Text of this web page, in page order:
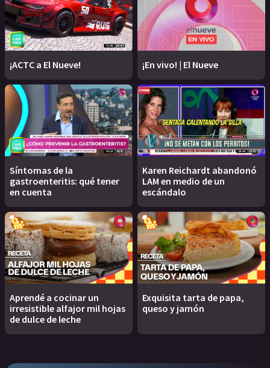
¡ACTC a El Nueve! ¡En vivo! | El Nueve
Síntomas de la
gastroenteritis: qué tener
en cuenta
Karen Reichardt abandonó
LAM en medio de un
escándalo
Aprendé a cocinar un
irresistible alfajor mil hojas
de dulce de leche
Exquisita tarta de papa,
queso y jamón